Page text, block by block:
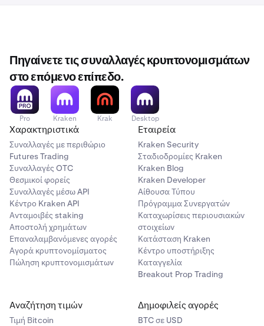
Πηγαίνετε τις συναλλαγές κρυπτονομισμάτων
στο επόμενο επίπεδο.
Pro Kraken Krak Desktop
Χαρακτηριστικά
Συναλλαγές με περιθώριο
Futures Trading
Συναλλαγές OTC
Θεσμικοί φορείς
Συναλλαγές μέσω API
Κέντρο Kraken API
Ανταμοιβές staking
Αποστολή χρημάτων
Επαναλαμβανόμενες αγορές
Αγορά κρυπτονομίσματος
Πώληση κρυπτονομισμάτων
Εταιρεία
Kraken Security
Σταδιοδρομίες Kraken
Kraken Blog
Kraken Developer
Αίθουσα Τύπου
Πρόγραμμα Συνεργατών
Καταχωρίσεις περιουσιακών
στοιχείων
Κατάσταση Kraken
Κέντρο υποστήριξης
Καταγγελία
Breakout Prop Trading
Αναζήτηση τιμών
Τιμή Βitcoin
Δημοφιλείς αγορές
BTC σε USD